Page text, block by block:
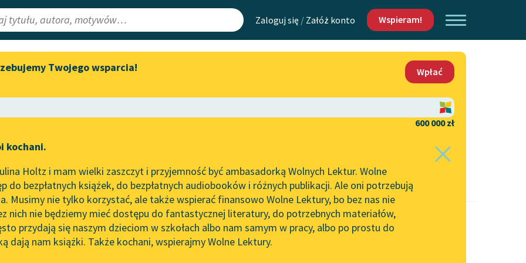
Zaloguj się / Załóż konto Wspieram!
Lektury
redakcyjne
Aktualności
Spotkanie z Katarzyną Tunkiel
do słuchania na Wolnych
Lekturach
Nowy audiobook – „Marzenie
o Oriencie” Sophie Elkan
Kolekcja Nadwyraz.com x
Wolne Lektury – idealna na
Mapa Wolnych Lektur
Leśmianator
API
OAI-PMH
Widget Wolnych Lektur
Kontakt
O projekcie
Zasady wykorzystania
Wolnych Lektur
Logotypy
Materiały promocyjne
Twojego wsparcia!
Wpłać
600 000 zł
kochani.
Holtz i mam wielki zaszczyt i przyjemność być ambasadorką Wolnych Lektur. Wolne
do bezpłatnych książek, do bezpłatnych audiobooków i różnych publikacji. Ale oni potrzebują
Musimy nie tylko korzystać, ale także wspierać finansowo Wolne Lektury, bo bez nas nie
nich nie będziemy mieć dostępu do fantastycznej literatury, do potrzebnych materiałów,
przydają się naszym dzieciom w szkołach albo nam samym w pracy, albo po prostu do
dają nam książki. Także kochani, wspierajmy Wolne Lektury.